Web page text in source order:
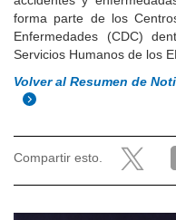
forma parte de los
Enfermedades (CDC)
Servicios Humanos de los
Volver al Resumen de
Compartir esto.